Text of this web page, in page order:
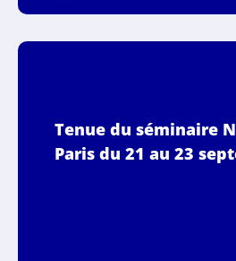
Tenue du séminaire
Paris du 21 au 23